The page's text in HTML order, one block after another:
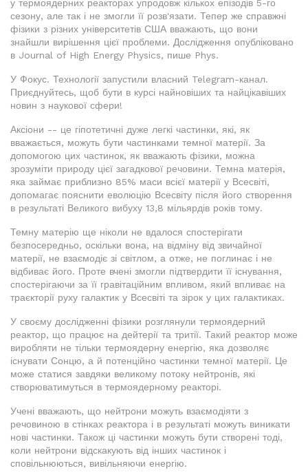
у термоядерних реакторах упродовж кількох епізодів 5-го
сезону, але так і не змогли її розв'язати. Тепер же справжні
фізики з різних університетів США вважають, що вони
знайшли вирішення цієї проблеми. Дослідження опубліковано
в Journal of High Energy Physics, пише Phys.
У Фокус. Технології запустили власний Telegram-канал.
Приєднуйтесь, щоб бути в курсі найновіших та найцікавіших
новин з наукової сфери!
Аксіони -- це гіпотетичні дуже легкі частинки, які, як
вважається, можуть бути частинками темної матерії. За
допомогою цих частинок, як вважають фізики, можна
зрозуміти природу цієї загадкової речовини. Темна матерія,
яка займає приблизно 85% маси всієї матерії у Всесвіті,
допомагає пояснити еволюцію Всесвіту після його створення
в результаті Великого вибуху 13,8 мільярдів років тому.
Темну матерію ще ніколи не вдалося спостерігати
безпосередньо, оскільки вона, на відміну від звичайної
матерії, не взаємодіє зі світлом, а отже, не поглинає і не
відбиває його. Проте вчені змогли підтвердити її існування,
спостерігаючи за її гравітаційним впливом, який впливає на
траєкторії руху галактик у Всесвіті та зірок у цих галактиках.
У своєму дослідженні фізики розглянули термоядерний
реактор, що працює на дейтерії та тритії. Такий реактор може
виробляти не тільки термоядерну енергію, яка дозволяє
існувати Сонцю, а й потенційно частинки темної матерії. Це
може статися завдяки великому потоку нейтронів, які
створюватимуться в термоядерному реакторі.
Учені вважають, що нейтрони можуть взаємодіяти з
речовиною в стінках реактора і в результаті можуть виникати
нові частинки. Також ці частинки можуть бути створені тоді,
коли нейтрони відскакують від інших частинок і
сповільнюються, вивільняючи енергію.